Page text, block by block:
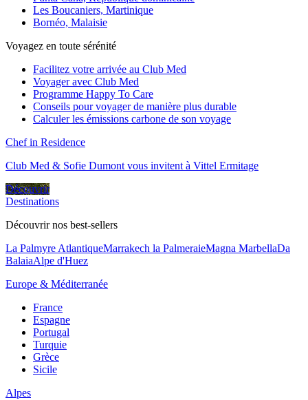
Les Boucaniers, Martinique
Bornéo, Malaisie
Voyagez en toute sérénité
Facilitez votre arrivée au Club Med
Voyager avec Club Med
Programme Happy To Care
Conseils pour voyager de manière plus durable
Calculer les émissions carbone de son voyage
Chef in Residence
Club Med & Sofie Dumont vous invitent à Vittel Ermitage
Découvrir
Destinations
Découvrir nos best-sellers
La Palmyre AtlantiqueMarrakech la PalmeraieMagna MarbellaDa
BalaiaAlpe d'Huez
Europe & Méditerranée
France
Espagne
Portugal
Turquie
Grèce
Sicile
Alpes